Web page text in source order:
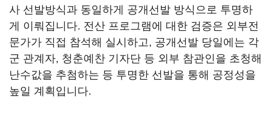
사 선발방식과 동일하게 공개선발 방식으로 투명하
게 이뤄집니다. 전산 프로그램에 대한 검증은 외부전
문가가 직접 참석해 실시하고, 공개선발 당일에는 각
군 관계자, 청춘예찬 기자단 등 외부 참관인을 초청해
난수값을 추첨하는 등 투명한 선발을 통해 공정성을
높일 계획입니다.